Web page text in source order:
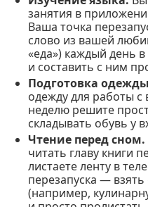
занятия в
Ваша точка
слово из вашей
«еда») каждый день
и составить с ним
Подготовка
одежду для работы
неделю решите
складывать обувь у
Чтение перед сном.
читать главу книги
листаете ленту в
перезапуска —
(например,